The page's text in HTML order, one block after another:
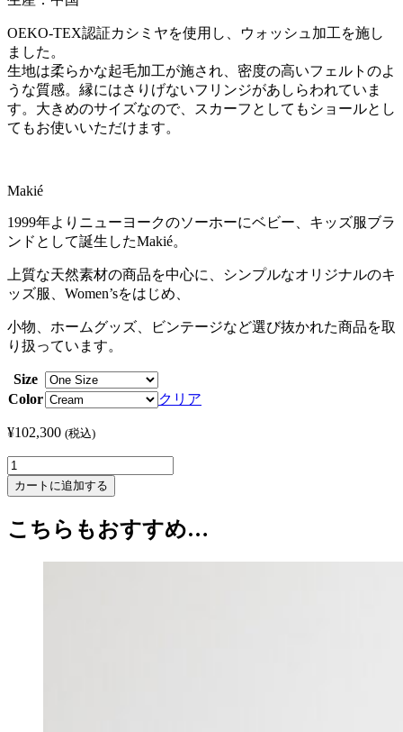
OEKO-TEX認証カシミヤを使用し、ウォッシュ加工を施し
ました。
生地は柔らかな起毛加工が施され、密度の高いフェルトのよ
うな質感。縁にはさりげないフリンジがあしらわれていま
す。大きめのサイズなので、スカーフとしてもショールとし
てもお使いいただけます。
Makié
1999年よりニューヨークのソーホーにベビー、キッズ服ブラ
ンドとして誕生したMakié。
上質な天然素材の商品を中心に、シンプルなオリジナルのキ
ッズ服、Women’sをはじめ、
小物、ホームグッズ、ビンテージなど選び抜かれた商品を取
り扱っています。
Size
Color
クリア
¥102,300 (税込)
MAKIE
/
マ
エ,
カートに追加する
こちらもおすすめ…